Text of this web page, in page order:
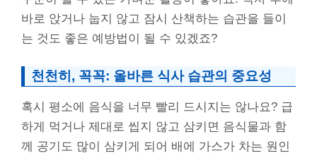
바로 앉거나 눕지 않고 잠시 산책하는 습관을 들이
는 것도 좋은 예방법이 될 수 있겠죠?
천천히, 꼭꼭: 올바른 식사 습관의 중요성
혹시 평소에 음식을 너무 빨리 드시지는 않나요? 급
하게 먹거나 제대로 씹지 않고 삼키면 음식물과 함
께 공기도 많이 삼키게 되어 배에 가스가 차는 원인